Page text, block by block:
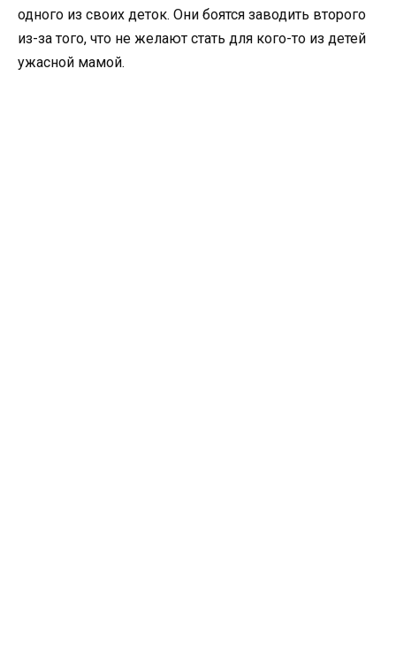
одного из своих деток. Они боятся заводить второго
из-за того, что не желают стать для кого-то из детей
ужасной мамой.